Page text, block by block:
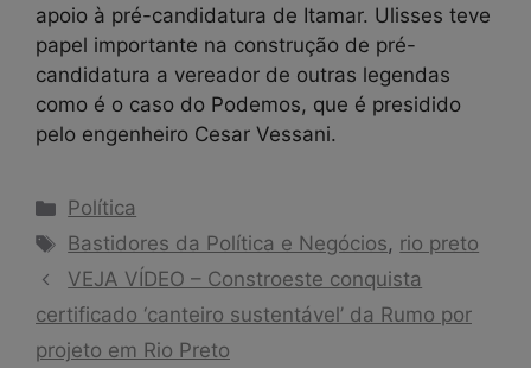
apoio à pré-candidatura de Itamar. Ulisses teve
papel importante na construção de pré-
candidatura a vereador de outras legendas
como é o caso do Podemos, que é presidido
pelo engenheiro Cesar Vessani.
Categorias
Política
Tags
Bastidores da Política e Negócios, rio preto
VEJA VÍDEO – Constroeste conquista
certificado ‘canteiro sustentável’ da Rumo por
projeto em Rio Preto